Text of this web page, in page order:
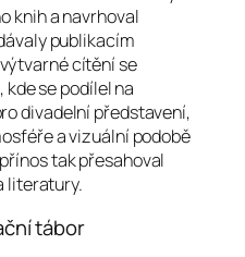
knih a navrhoval
publikacím
cítění se
se podílel na
divadelní představení,
a vizuální podobě
tak přesahoval
literatury.
tábor